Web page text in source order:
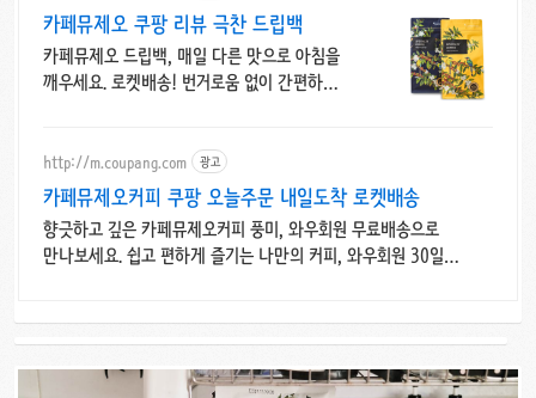
카페뮤제오 쿠팡 리뷰 극찬 드립백
카페뮤제오 드립백, 매일 다른 맛으로 아침을
깨우세요. 로켓배송! 번거로움 없이 간편하게.
http://m.coupang.com 광고
카페뮤제오커피 쿠팡 오늘주문 내일도착 로켓배송
향긋하고 깊은 카페뮤제오커피 풍미, 와우회원 무료배송으로
만나보세요. 쉽고 편하게 즐기는 나만의 커피, 와우회원 30일